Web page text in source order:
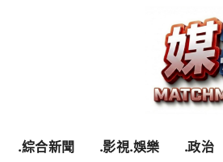
.綜合新聞 .影視.娛樂 .政治